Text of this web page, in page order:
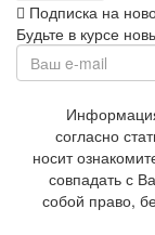
Подписка на
Будьте в курсе
согласно
носит
совпадать с
собой право,